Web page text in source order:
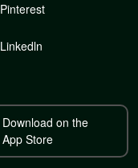
Pinterest
Linkedln
Download on the
App Store